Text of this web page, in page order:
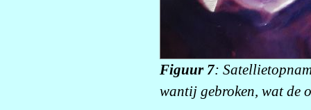
Figuur 7:
wantij gebroken, wat de